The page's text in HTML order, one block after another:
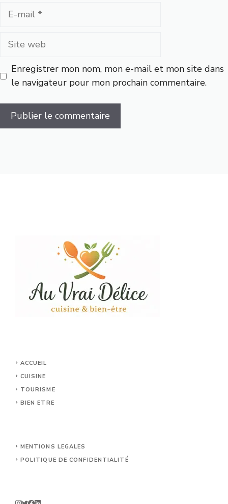
Site
Enregistrer mon nom, mon e-mail et mon site dans
le navigateur pour mon prochain commentaire.
ACCUEIL
CUISINE
TOURISME
BIEN ETRE
MENTIONS LEGALES
POLITIQUE DE CONFIDENTIALITÉ